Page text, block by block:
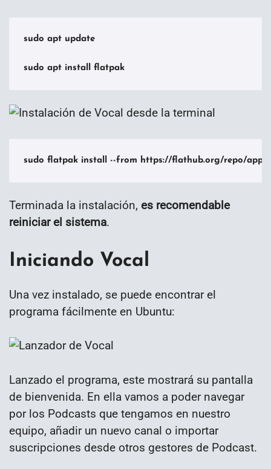
sudo apt update
sudo apt install flatpak
sudo flatpak install --from https://flathub.org/repo/
Terminada la instalación, es recomendable
reiniciar el sistema.
Iniciando Vocal
Una vez instalado, se puede encontrar el
programa fácilmente en Ubuntu:
Lanzado el programa, este mostrará su pantalla
de bienvenida. En ella vamos a poder navegar
por los Podcasts que tengamos en nuestro
equipo, añadir un nuevo canal o importar
suscripciones desde otros gestores de Podcast.